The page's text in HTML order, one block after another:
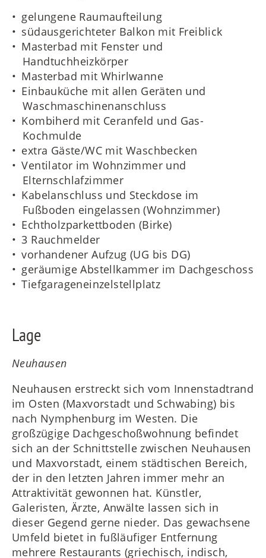
gelungene Raumaufteilung
südausgerichteter Balkon mit Freiblick
Masterbad mit Fenster und
Handtuchheizkörper
Masterbad mit Whirlwanne
Einbauküche mit allen Geräten und
Waschmaschinenanschluss
Kombiherd mit Ceranfeld und Gas-
Kochmulde
extra Gäste/WC mit Waschbecken
Ventilator im Wohnzimmer und
Elternschlafzimmer
Kabelanschluss und Steckdose im
Fußboden eingelassen (Wohnzimmer)
Echtholzparkettboden (Birke)
3 Rauchmelder
vorhandener Aufzug (UG bis DG)
geräumige Abstellkammer im Dachgeschoss
Tiefgarageneinzelstellplatz
Lage
Neuhausen
Neuhausen erstreckt sich vom Innenstadtrand
im Osten (Maxvorstadt und Schwabing) bis
nach Nymphenburg im Westen. Die
großzügige Dachgeschoßwohnung befindet
sich an der Schnittstelle zwischen Neuhausen
und Maxvorstadt, einem städtischen Bereich,
der in den letzten Jahren immer mehr an
Attraktivität gewonnen hat. Künstler,
Galeristen, Ärzte, Anwälte lassen sich in
dieser Gegend gerne nieder. Das gewachsene
Umfeld bietet in fußläufiger Entfernung
mehrere Restaurants (griechisch, indisch,